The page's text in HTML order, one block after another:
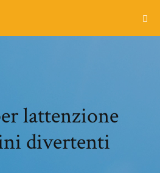
lattenzione
divertenti